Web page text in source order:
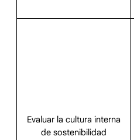
Evaluar la cultura interna
de sostenibilidad